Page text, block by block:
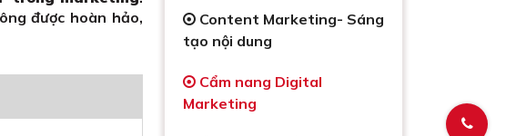
được hoàn hảo,
Content Marketing- Sáng
tạo nội dung
Cẩm nang Digital
Marketing